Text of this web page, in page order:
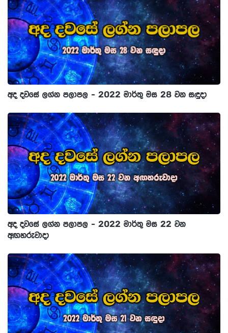
අද දවසේ ලග්න පලාපල - 2022 මාර්තු මස 28 වන සඳුදා
අද දවසේ ලග්න පලාපල - 2022 මාර්තු මස 22 වන
අඟහරුවාදා